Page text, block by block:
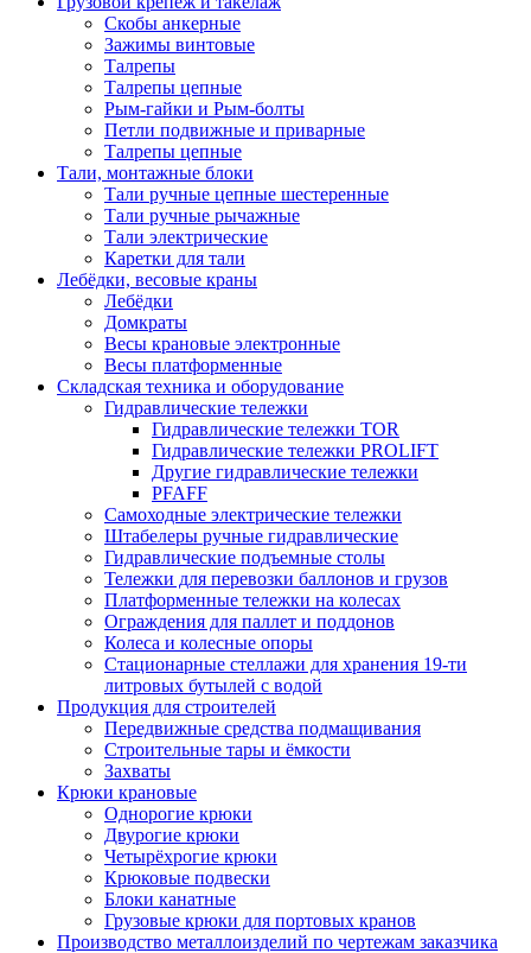
Скобы анкерные
Зажимы винтовые
Талрепы
Талрепы цепные
Рым-гайки и Рым-болты
Петли подвижные и приварные
Талрепы цепные
Тали, монтажные блоки
Тали ручные цепные шестеренные
Тали ручные рычажные
Тали электрические
Каретки для тали
Лебёдки, весовые краны
Лебёдки
Домкраты
Весы крановые электронные
Весы платформенные
Складская техника и оборудование
Гидравлические тележки
Гидравлические тележки TOR
Гидравлические тележки PROLIFT
Другие гидравлические тележки
PFAFF
Самоходные электрические тележки
Штабелеры ручные гидравлические
Гидравлические подъемные столы
Тележки для перевозки баллонов и грузов
Платформенные тележки на колесах
Ограждения для паллет и поддонов
Колеса и колесные опоры
Стационарные стеллажи для хранения 19-ти
литровых бутылей с водой
Продукция для строителей
Передвижные средства подмащивания
Строительные тары и ёмкости
Захваты
Крюки крановые
Однорогие крюки
Двурогие крюки
Четырёхрогие крюки
Крюковые подвески
Блоки канатные
Грузовые крюки для портовых кранов
Производство металлоизделий по чертежам заказчика